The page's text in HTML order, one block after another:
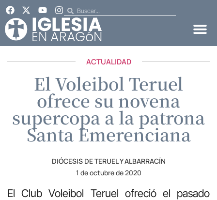
ACTUALIDAD
El Voleibol Teruel
ofrece su novena
supercopa a la patrona
Santa Emerenciana
DIÓCESIS DE TERUEL Y ALBARRACÍN
1 de octubre de 2020
El Club Voleibol Teruel ofreció el pasado